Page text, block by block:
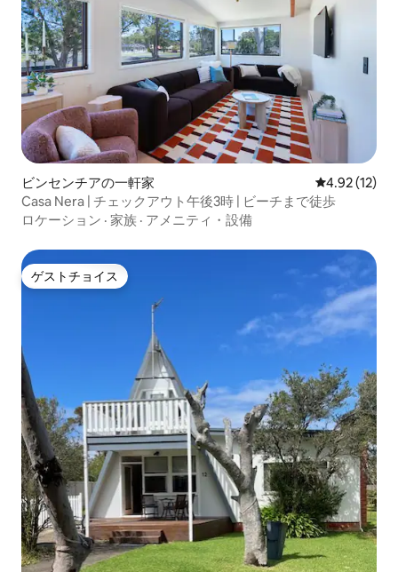
ビンセンチアの一軒家 レビュー12
4.92 (12)
Casa Nera | チェックアウト午後3時 | ビーチまで徒歩
ロケーション · 家族 · アメニティ・設備
ゲストチョイス
ゲストチョイス